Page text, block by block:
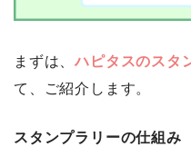
まずは、ハピタスのスタ
て、ご紹介します。
スタンプラリーの仕組み